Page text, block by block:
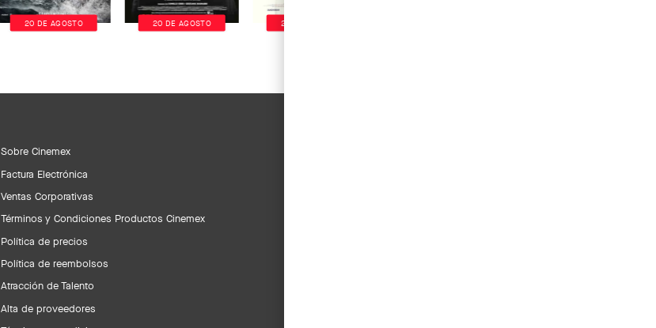
20 DE AGOSTO 20 DE AGOSTO 20 DE AGOSTO
Sobre Cinemex
Factura Electrónica
Ventas Corporativas
Términos y Condiciones Productos Cinemex
Política de precios
Política de reembolsos
Atracción de Talento
Alta de proveedores